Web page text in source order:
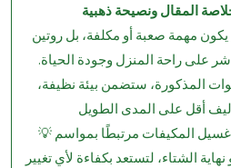
المقال ونصيحة ذهبية
مهمة صعبة أو مكلفة، بل روتين
على راحة المنزل وجودة الحياة.
المذكورة، ستضمن بيئة نظيفة،
💡 المكيفات مرتبطًا بمواسم
الشتاء، لتستعد بكفاءة لأي تغيير